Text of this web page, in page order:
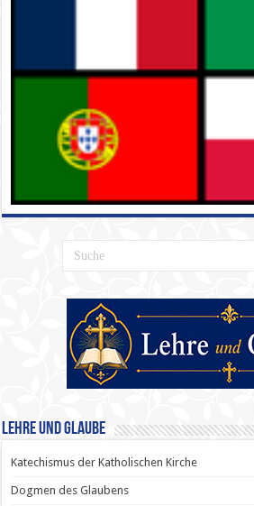
Lehre und Glaube
Katechismus der Katholischen Kirche
Dogmen des Glaubens